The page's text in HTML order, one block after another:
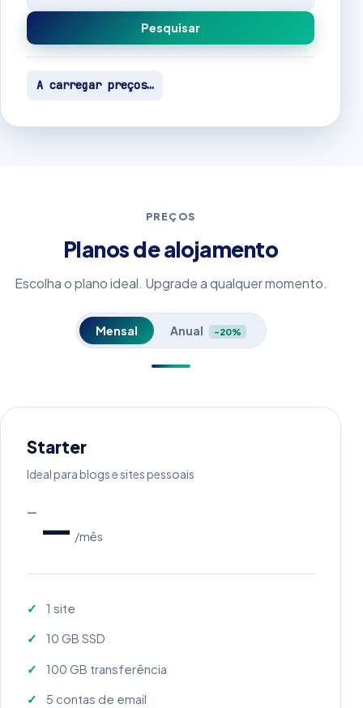
Pesquisar
A carregar preços…
PREÇOS
Planos de alojamento
Escolha o plano ideal. Upgrade a qualquer momento.
Mensal Anual -20%
Starter
Ideal para blogs e sites pessoais
— — /mês
1 site
10 GB SSD
100 GB transferência
5 contas de email